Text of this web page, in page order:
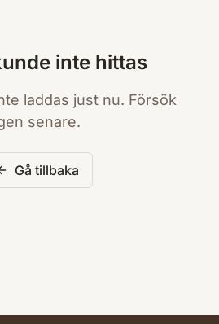
inte hittas
laddas just nu. Försök
senare.
Gå tillbaka